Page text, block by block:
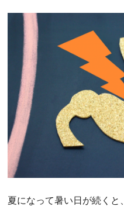
夏になって暑い日が続くと